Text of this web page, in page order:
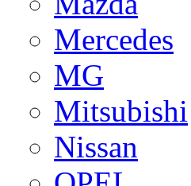
Mercedes
MG
Mitsubishi
Nissan